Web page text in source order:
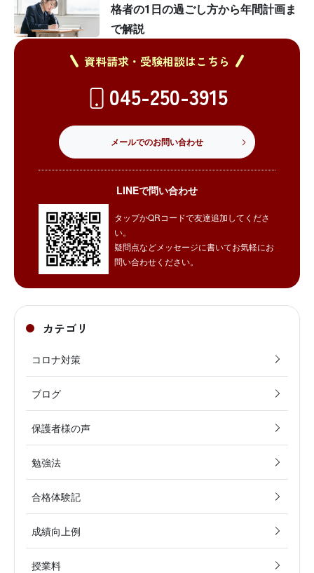
格者の1日の過ごし方から年間計画ま
で解説
資料請求・受験相談はこちら
045-250-3915
メールでのお問い合わせ
LINEで問い合わせ
タップかQRコードで友達追加してくださ
い。
疑問点などメッセージに書いてお気軽にお
問い合わせください。
カテゴリ
コロナ対策
ブログ
保護者様の声
勉強法
合格体験記
成績向上例
授業料